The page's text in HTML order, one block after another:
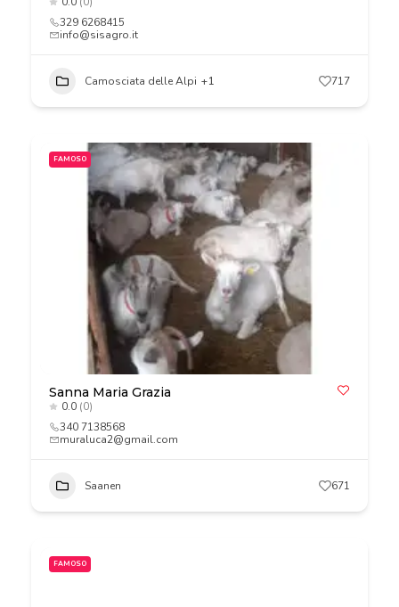
329 6268415
info@sisagro.it
Camosciata delle Alpi +1 717
FAMOSO
Sanna Maria Grazia
0.0 (0)
340 7138568
muraluca2@gmail.com
Saanen 671
FAMOSO